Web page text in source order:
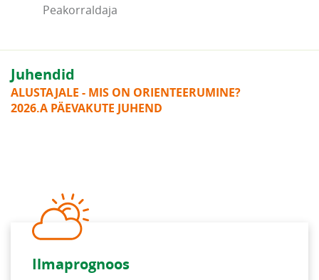
Peakorraldaja
Juhendid
ALUSTAJALE - MIS ON ORIENTEERUMINE?
2026.A PÄEVAKUTE JUHEND
Ilmaprognoos